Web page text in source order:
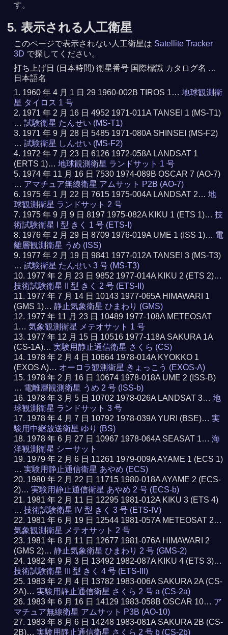
す。
5. 表示される人工衛星
このページで表示されない人工衛星は Satellite Tracker
3D で探してください。
打ち上げ日 (日本時間) 衛星番号 国際標識 カタログ名 …
日本語名
1960 年 4 月 1 日 29 1960-002B TIROS 1…地球観測衛
星 タイロス 1 号
1971 年 2 月 16 日 4952 1971-011A TANSEI 1 (MS-T1)
…試験衛星 たんせい (MS-T1)
1971 年 9 月 28 日 5485 1971-080A SHINSEI (MS-F2)
…試験衛星 しんせい (MS-F2)
1972 年 7 月 23 日 6126 1972-058A LANDSAT 1
(ERTS 1)…地球観測衛星 ランドサット 1 号
1974 年 11 月 16 日 7530 1974-089B OSCAR 7 (AO-7)
… アマチュア無線衛星 アムサット P2B (AO-7)
1975 年 1 月 22 日 7615 1975-004A LANDSAT 2…地
球観測衛星 ランドサット 2 号
1975 年 9 月 9 日 8197 1975-082A KIKU 1 (ETS 1)…技
術試験衛星 I 型 きく 1 号 (ETS-I)
1976 年 2 月 29 日 8709 1976-019A UME 1 (ISS 1)… 電
離層観測衛星 うめ (ISS)
1977 年 2 月 19 日 9841 1977-012A TANSEI 3 (MS-T3)
…試験衛星 たんせい 3 号 (MS-T3)
1977 年 2 月 23 日 9852 1977-014A KIKU 2 (ETS 2)…
技術試験衛星 II 型 きく 2 号 (ETS-II)
1977 年 7 月 14 日 10143 1977-065A HIMAWARI 1
(GMS 1)…静止気象衛星 ひまわり (GMS)
1977 年 11 月 23 日 10489 1977-108A METEOSAT
1…気象観測衛星 メテオサット 1 号
1977 年 12 月 15 日 10516 1977-118A SAKURA 1A
(CS-1A)…実験用静止通信衛星 さくら (CS)
1978 年 2 月 4 日 10664 1978-014A KYOKKO 1
(EXOS A)… オーロラ観測衛星 きょっこう (EXOS-A)
1978 年 2 月 16 日 10674 1978-018A UME 2 (ISS-B)
… 電離層観測衛星 うめ 2 号 (ISS-b)
1978 年 3 月 5 日 10702 1978-026A LANDSAT 3…地
球観測衛星 ランドサット 3 号
1978 年 4 月 7 日 10792 1978-039A YURI (BSE)…実
験用中継放送衛星 ゆり (BS)
1978 年 6 月 27 日 10967 1978-064A SEASAT 1…海
洋観測衛星 シーサット
1979 年 2 月 6 日 11261 1979-009A AYAME 1 (ECS 1)
…実験用静止通信衛星 あやめ (ECS)
1980 年 2 月 22 日 11715 1980-018A AYAME 2 (ECS-
2)…実験用静止通信衛星 あやめ 2 号 (ECS-b)
1981 年 2 月 11 日 12295 1981-012A KIKU 3 (ETS 4)
…技術試験衛星 IV 型 きく 3 号 (ETS-IV)
1981 年 6 月 19 日 12544 1981-057A METEOSAT 2…
気象観測衛星 メテオサット 2 号
1981 年 8 月 11 日 12677 1981-076A HIMAWARI 2
(GMS 2)…静止気象衛星 ひまわり 2 号 (GMS-2)
1982 年 9 月 3 日 13492 1982-087A KIKU 4 (ETS 3)…
技術試験衛星 III 型 きく 4 号 (ETS-III)
1983 年 2 月 4 日 13782 1983-006A SAKURA 2A (CS-
2A)…実験用静止通信衛星 さくら 2 号 a (CS-2a)
1983 年 6 月 16 日 14129 1983-058B OSCAR 10… ア
マチュア無線衛星 アムサット P3B (AO-10)
1983 年 8 月 6 日 14248 1983-081A SAKURA 2B (CS-
2B)…実験用静止通信衛星 さくら 2 号 b (CS-2b)